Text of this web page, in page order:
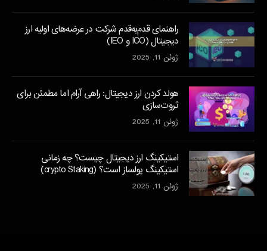
راهنمای قدم‌به‌قدم شرکت در عرضه‌های اولیه ارز
دیجیتال (ICO و IEO)
ژوئن 11, 2025
هولد کردن ارز دیجیتال: راهی آرام اما مطمئن برای
ثروت‌سازی
ژوئن 11, 2025
استیکینگ ارز دیجیتال چیست؟ چه زمانی
استیکینگ پولساز است؟ (crypto Staking)
ژوئن 11, 2025